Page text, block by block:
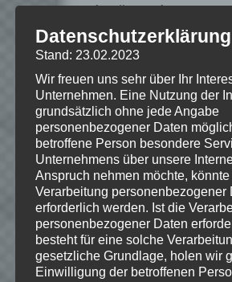
http://www.teknoaxe.com
Vielen Dank für die Erlaubnis
© 2015 Bethesda Softworks
ZeniMax-Media-Unternehmen.
Bethesda Softworks, Bethesda
Studios, ZeniMax und die
Logos sind Marken oder
Marken von ZeniMax Media
USA und/oder anderen
übrigen Marken und
Eigentum ihrer jeweiligen
Alle Rechte vorbehalten.
Datenschutzerklärung
Stand: 23.02.2023
Wir freuen uns sehr über Ihr
Unternehmen. Eine Nutzung der
grundsätzlich ohne jede Angabe
personenbezogener Daten
betroffene Person besondere
Unternehmens über unsere
Anspruch nehmen möchte,
Verarbeitung personenbezogener
erforderlich werden. Ist die
personenbezogener Daten
besteht für eine solche
gesetzliche Grundlage, holen wir
Einwilligung der betroffenen